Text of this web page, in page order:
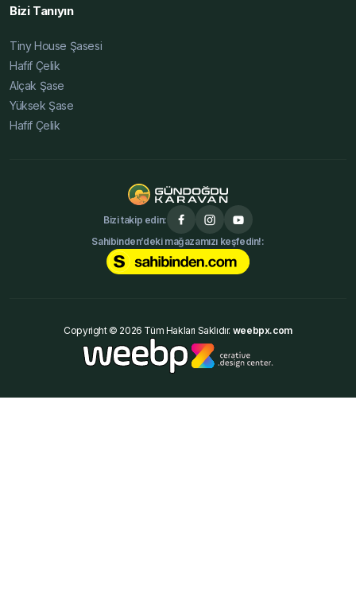
Bizi Tanıyın
Tiny House Şasesi
Hafif Çelik
Alçak Şase
Yüksek Şase
Hafif Çelik
Bizi takip edin:
Sahibinden’deki mağazamızı keşfedin!:
Copyright © 2026 Tüm Hakları Saklıdır. weebpx.com